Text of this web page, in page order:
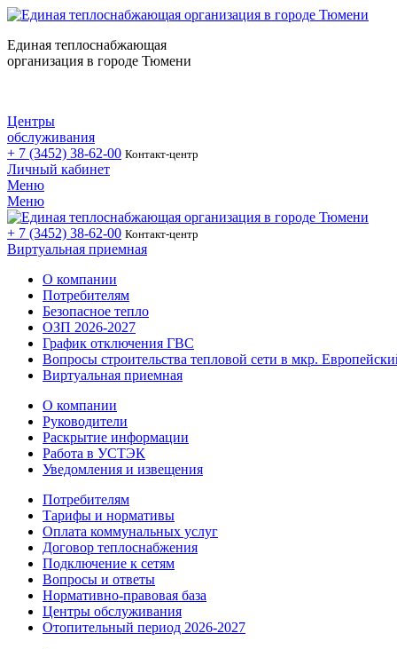
Единая теплоснабжающая
организация в городе Тюмени
Центры
обслуживания
+ 7 (3452) 38-62-00 Контакт-центр
Личный кабинет
Меню
Меню
+ 7 (3452) 38-62-00 Контакт-центр
Виртуальная приемная
О компании
Потребителям
Безопасное тепло
ОЗП 2026-2027
График отключения ГВС
Вопросы строительства тепловой сети в мкр.
Виртуальная приемная
О компании
Руководители
Раскрытие информации
Работа в УСТЭК
Уведомления и извещения
Потребителям
Тарифы и нормативы
Оплата коммунальных услуг
Договор теплоснабжения
Подключение к сетям
Вопросы и ответы
Нормативно-правовая база
Центры обслуживания
Отопительный период 2026-2027